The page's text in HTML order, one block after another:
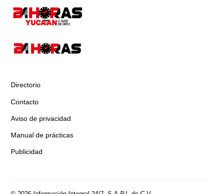
Directorio
Contacto
Aviso de privacidad
Manual de prácticas
Publicidad